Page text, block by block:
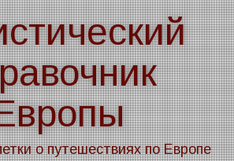
о путешествиях по Европе